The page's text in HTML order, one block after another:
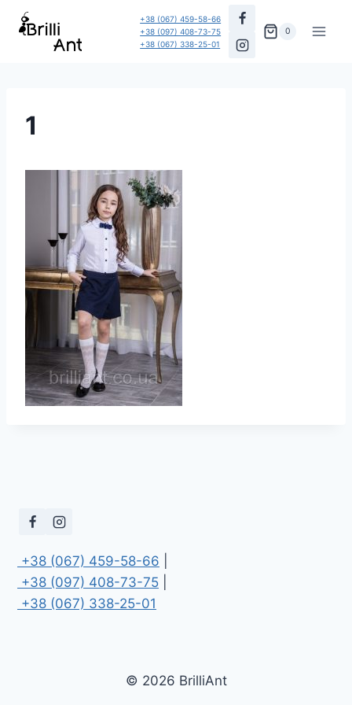
Перейти
+38 (067) 459-58-66
+38 (097) 408-73-75
+38 (067) 338-25-01
0
1
+38 (067) 459-58-66
+38 (097) 408-73-75
+38 (067) 338-25-01
© 2026 BrilliAnt